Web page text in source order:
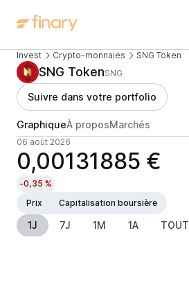
Invest Crypto-monnaies SNG Token
SNG TokenSNG
Suivre dans votre portfolio
GraphiqueÀ proposMarchés
06 août 2026
0,00131885 €
-0,35 %
Prix
Capitalisation boursière
1J 7J 1M 1A TOUT